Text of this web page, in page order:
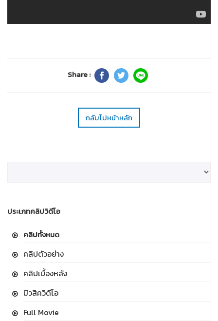
Share :
กลับไปหน้าหลัก
ประเภทคลิปวิดีโอ
คลิปทั้งหมด
คลิปตัวอย่าง
คลิปเบื้องหลัง
มิวสิควิดีโอ
Full Movie